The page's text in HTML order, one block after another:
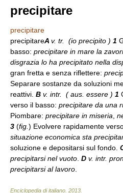
precipitare
precipitare
precipitareA v. tr. (io precipito ) 1
basso: precipitare in mare la
disgrazia lo ha precipitato nella
gran fretta e senza riflettere:
Separare sostanze da soluzioni
reattivi. B v. intr. ( aus. essere ) 1
verso il basso: precipitare da una
Piombare: precipitare in miseria
3 (fig. ) Evolvere rapidamente
situazione economica sta
soluzione e depositarsi sul fondo.
precipitarsi nel vuoto D v. intr.
precipitarsi al lavoro
Enciclopedia di italiano 2013